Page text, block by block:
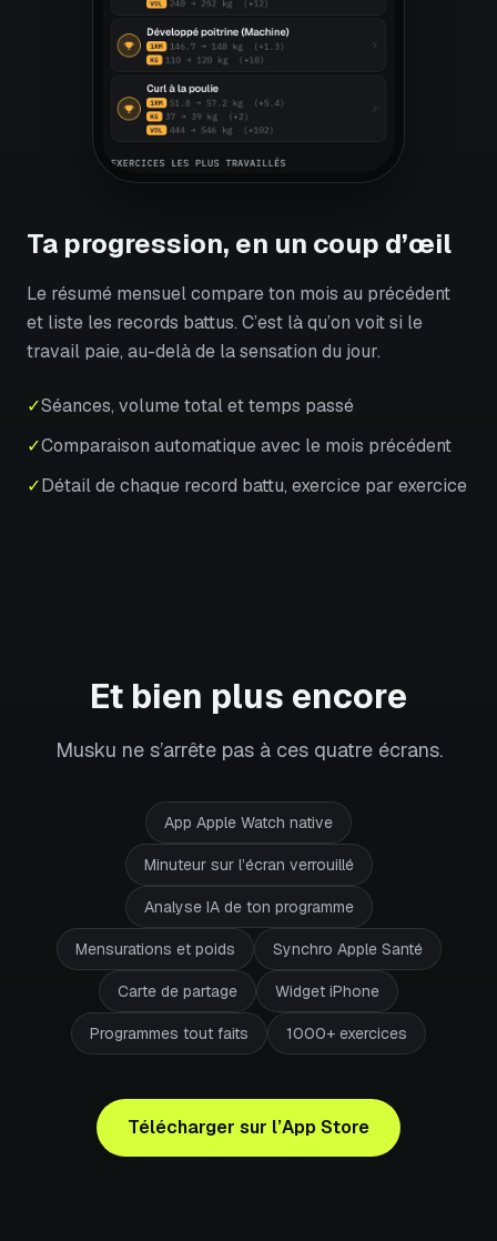
Ta progression, en un coup d’œil
Le résumé mensuel compare ton mois au précédent
et liste les records battus. C’est là qu’on voit si le
travail paie, au-delà de la sensation du jour.
✓Séances, volume total et temps passé
✓Comparaison automatique avec le mois précédent
✓Détail de chaque record battu, exercice par exercice
Et bien plus encore
Musku ne s’arrête pas à ces quatre écrans.
App Apple Watch native
Minuteur sur l’écran verrouillé
Analyse IA de ton programme
Mensurations et poids Synchro Apple Santé
Carte de partage Widget iPhone
Programmes tout faits 1000+ exercices
Télécharger sur l’App Store